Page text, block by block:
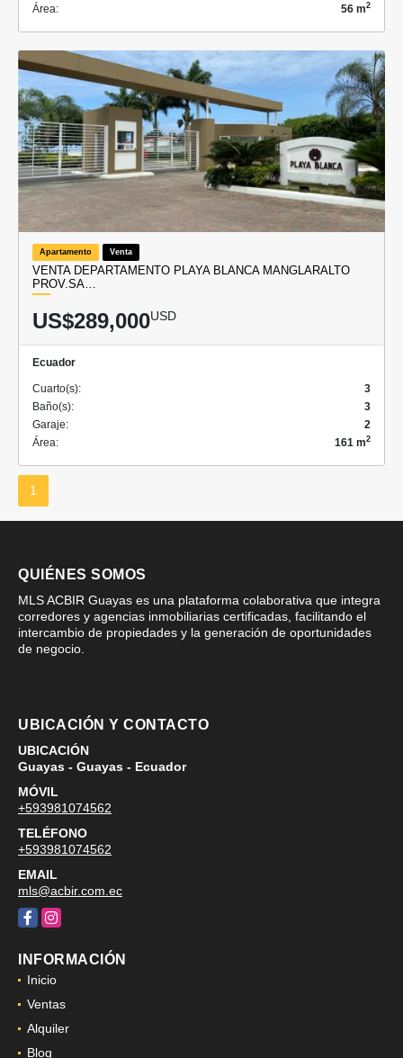
Área:
56 m2
Apartamento Venta
VENTA DEPARTAMENTO PLAYA BLANCA MANGLARALTO
PROV.SA…
US$289,000USD
Ecuador
Cuarto(s):
3
Baño(s):
3
Garaje:
2
Área:
161 m2
1
QUIÉNES SOMOS
MLS ACBIR Guayas es una plataforma colaborativa que integra
corredores y agencias inmobiliarias certificadas, facilitando el
intercambio de propiedades y la generación de oportunidades
de negocio.
UBICACIÓN Y CONTACTO
UBICACIÓN
Guayas - Guayas - Ecuador
MÓVIL
+593981074562
TELÉFONO
+593981074562
EMAIL
mls@acbir.com.ec
FacebookInstagram
INFORMACIÓN
Inicio
Ventas
Alquiler
Blog